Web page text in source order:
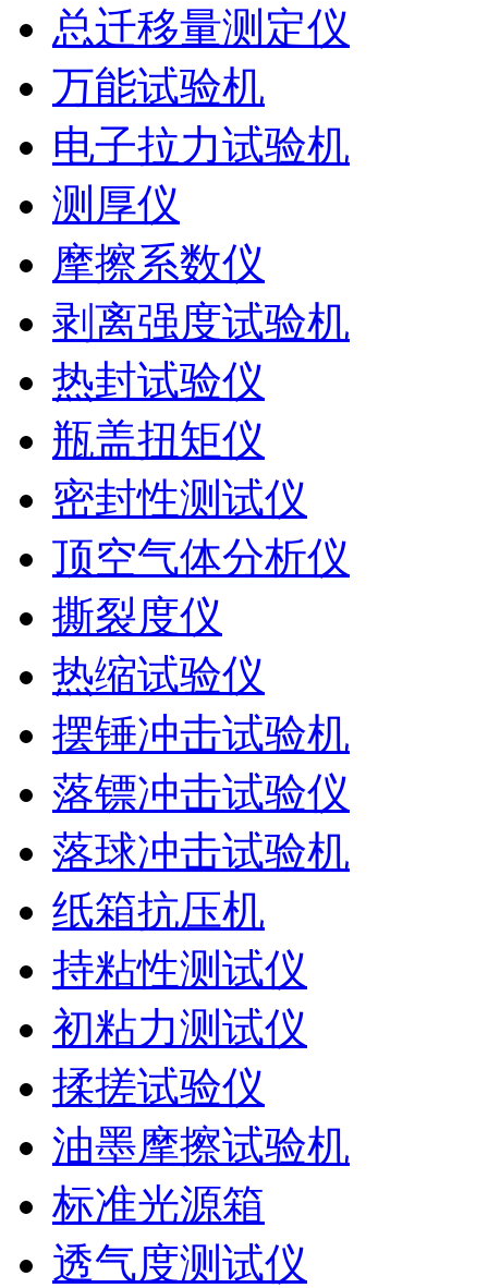
总迁移量测定仪
万能试验机
电子拉力试验机
测厚仪
摩擦系数仪
剥离强度试验机
热封试验仪
瓶盖扭矩仪
密封性测试仪
顶空气体分析仪
撕裂度仪
热缩试验仪
摆锤冲击试验机
落镖冲击试验仪
落球冲击试验机
纸箱抗压机
持粘性测试仪
初粘力测试仪
揉搓试验仪
油墨摩擦试验机
标准光源箱
透气度测试仪